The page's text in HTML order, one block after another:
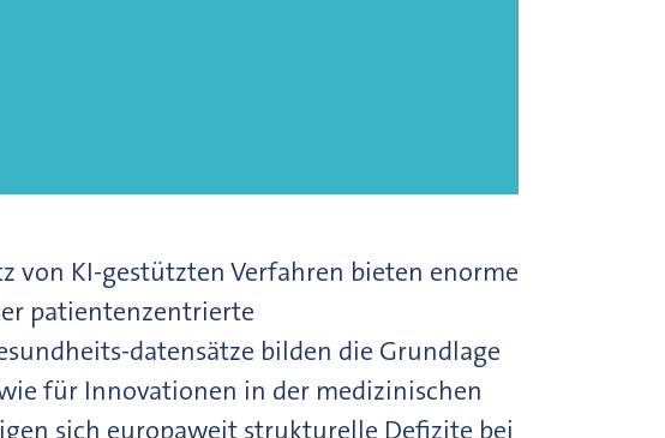
von KI-gestützten Verfahren bieten enorme
patientenzentrierte
datensätze bilden die Grundlage
für Innovationen in der medizinischen
sich europaweit strukturelle Defizite bei